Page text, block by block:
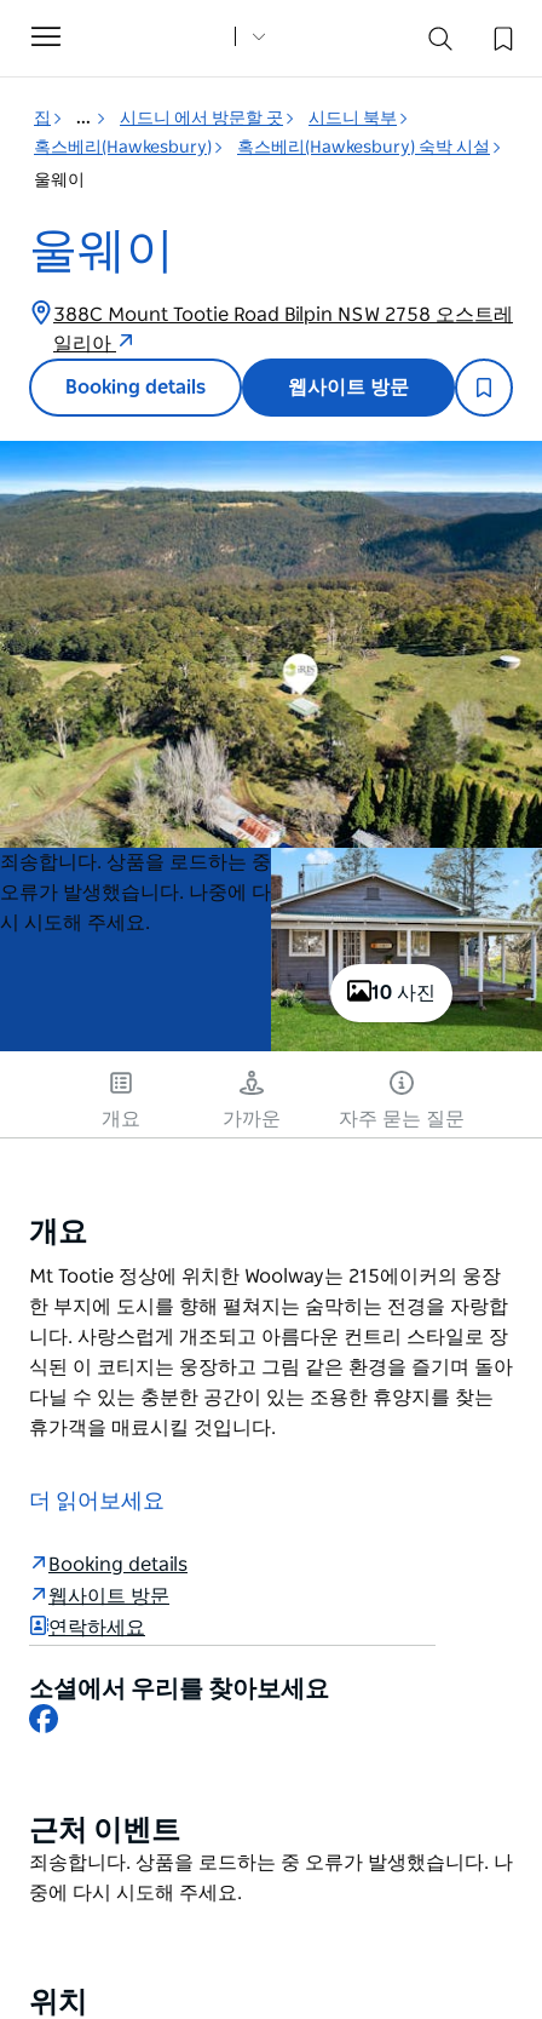
Toggle
navigation
집 ... 시드니 에서 방문할 곳
시드니 북부
혹스베리(Hawkesbury)
혹스베리(Hawkesbury) 숙박 시설
울웨이
울웨이
388C Mount Tootie Road Bilpin NSW 2758 오스트레
일리아
Booking details 웹사이트 방문
10 사진
Product
List
Product
List
죄송합니다. 상품을 로드하는 중
오류가 발생했습니다. 나중에 다
시 시도해 주세요.
개요 가까운 자주 묻는 질문
개요
Mt Tootie 정상에 위치한 Woolway는 215에이커의 웅장
한 부지에 도시를 향해 펼쳐지는 숨막히는 전경을 자랑합
니다. 사랑스럽게 개조되고 아름다운 컨트리 스타일로 장
식된 이 코티지는 웅장하고 그림 같은 환경을 즐기며 돌아
다닐 수 있는 충분한 공간이 있는 조용한 휴양지를 찾는
휴가객을 매료시킬 것입니다.
한 부지에 도시를 향해 펼쳐지는 숨막히는 전경을 자랑합
다닐 수 있는 충분한 공간이 있는 조용한 휴양지를 찾는
휴가객을 매료시킬 것입니다.
더 읽어보세요
Booking details
웹사이트 방문
연락하세요
소셜에서 우리를 찾아보세요
Facebook
Product
List
근처 이벤트
Product
List
죄송합니다. 상품을 로드하는 중 오류가 발생했습니다. 나
중에 다시 시도해 주세요.
위치